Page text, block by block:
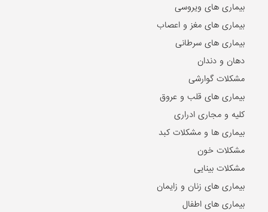
بیماری های ویروسی
بیماری های مغز و اعصاب
بیماری های سرطانی
دهان و دندان
مشکلات گوارشی
بیماری های قلب و عروق
کلیه و مجاری ادراری
بیماری ها و مشکلات کبد
مشکلات خون
مشکلات بینایی
بیماری های زنان و زایمان
بیماری های اطفال